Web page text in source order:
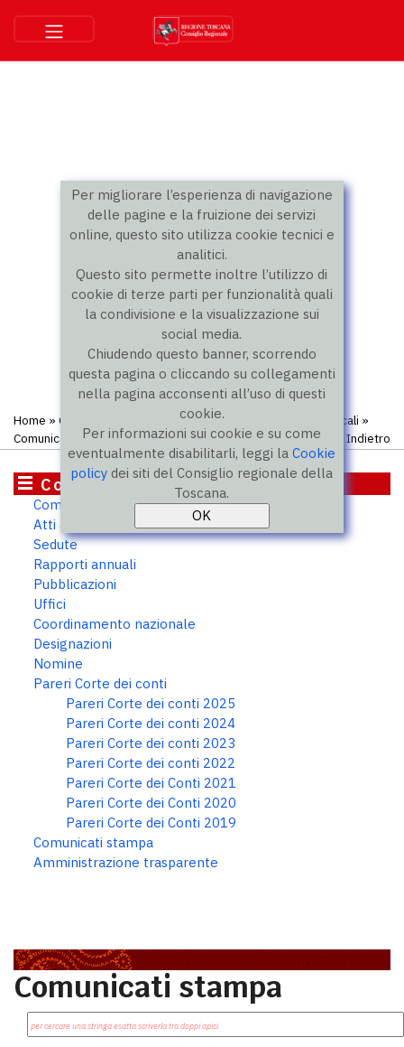
Per migliorare l’esperienza di navigazione
delle pagine e la fruizione dei servizi
online, questo sito utilizza cookie tecnici e
analitici.
Questo sito permette inoltre l’utilizzo di
cookie di terze parti per funzionalità quali
la condivisione e la visualizzazione sui
social media.
Chiudendo questo banner, scorrendo
questa pagina o cliccando su collegamenti
nella pagina acconsenti all’uso di questi
cookie.
Per informazioni sui cookie e su come
eventualmente disabilitarli, leggi laCookie
policy dei siti del Consiglio regionale della
Toscana.
Home » Organismi istituzionali »Consiglio delle autonomie locali »
Comunicati
Indietro
Consiglio delle Autonomie locali
Composizione
Atti assegnati e pareri
Sedute
Rapporti annuali
Pubblicazioni
Uffici
Coordinamento nazionale
Designazioni
Nomine
Pareri Corte dei conti
Pareri Corte dei conti 2025
Pareri Corte dei conti 2024
Pareri Corte dei conti 2023
Pareri Corte dei conti 2022
Pareri Corte dei Conti 2021
Pareri Corte dei Conti 2020
Pareri Corte dei Conti 2019
Comunicati stampa
Amministrazione trasparente
Comunicati stampa